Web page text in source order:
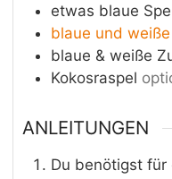
etwas blaue
blaue und
blaue & weiße
Kokosraspel
ANLEITUNGEN
Du benötigst für